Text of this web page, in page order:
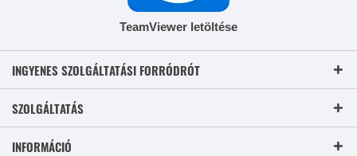
TeamViewer letöltése
INGYENES SZOLGÁLTATÁSI FORRÓDRÓT
SZOLGÁLTATÁS
INFORMÁCIÓ